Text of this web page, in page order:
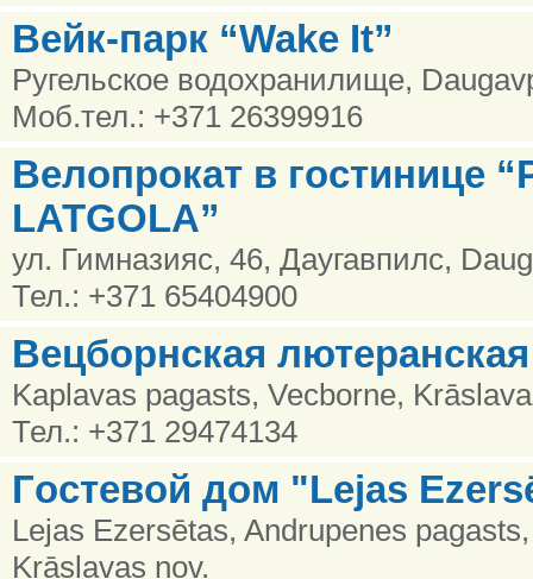
Вейк-парк “Wake It”
Ругельское водохранилище,
Моб.тел.: +371 26399916
Велопрокат в гостинице
LATGOLA”
ул. Гимназияс, 46, Даугавпилс,
Тел.: +371 65404900
Вецборнская
Kaplavas pagasts, Vecborne,
Тел.: +371 29474134
Гoстевой дом "Lejas
Lejas Ezersētas, Andrupenes
Krāslavas nov.